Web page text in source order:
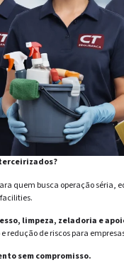
quem busca operação séria,
limpeza, zeladoria e
de riscos para
sem compromisso.